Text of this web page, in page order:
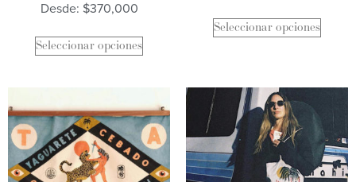
Desde: $370,000
Seleccionar opciones
Seleccionar opciones